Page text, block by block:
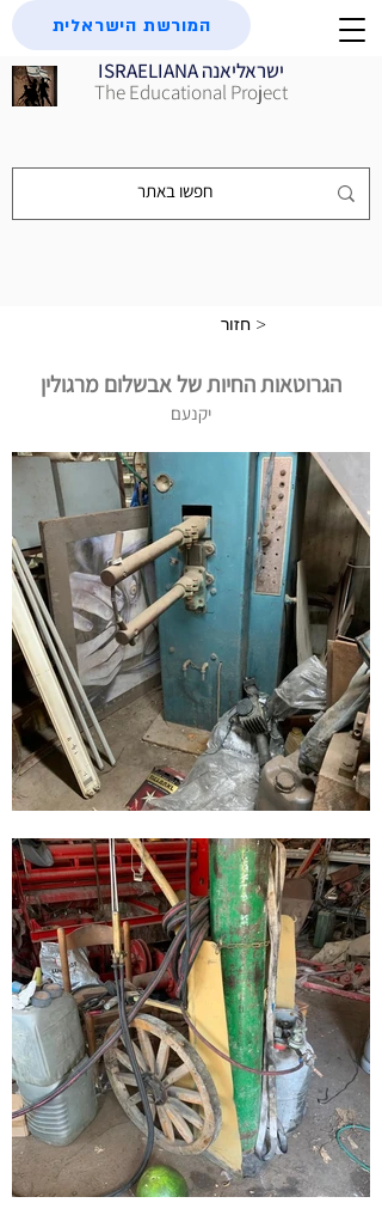
ISRAELIANA ישראליאנה
The Educational Project
המורשת הישראלית
חזור >
הגרוטאות החיות של אבשלום מרגולין
יקנעם